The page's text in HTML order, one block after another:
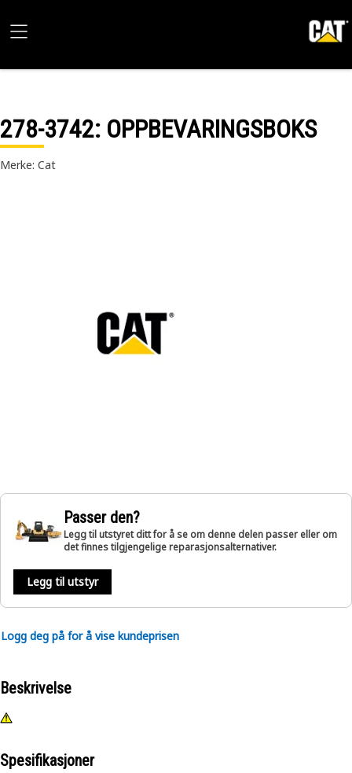
278-3742: OPPBEVARINGSBOKS
Merke: Cat
Passer den?
Legg til utstyret ditt for å se om denne delen passer eller om
det finnes tilgjengelige reparasjonsalternativer.
Legg til utstyr
Logg deg på for å vise kundeprisen
Beskrivelse
Spesifikasjoner